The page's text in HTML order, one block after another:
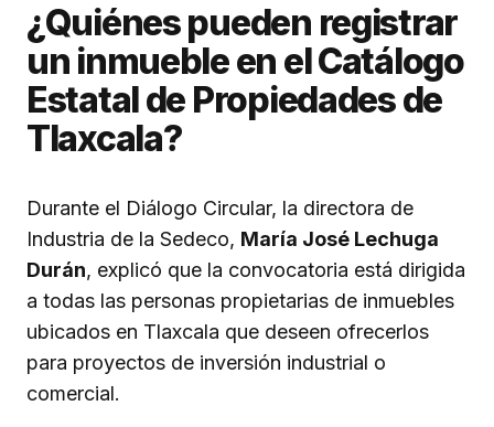
¿Quiénes pueden registrar
un inmueble en el Catálogo
Estatal de Propiedades de
Tlaxcala?
Durante el Diálogo Circular, la directora de
Industria de la Sedeco, María José Lechuga
Durán, explicó que la convocatoria está dirigida
a todas las personas propietarias de inmuebles
ubicados en Tlaxcala que deseen ofrecerlos
para proyectos de inversión industrial o
comercial.